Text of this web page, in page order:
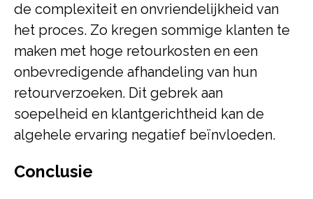
de complexiteit en onvriendelijkheid van
het proces. Zo kregen sommige klanten te
maken met hoge retourkosten en een
onbevredigende afhandeling van hun
retourverzoeken. Dit gebrek aan
soepelheid en klantgerichtheid kan de
algehele ervaring negatief beïnvloeden.
Conclusie